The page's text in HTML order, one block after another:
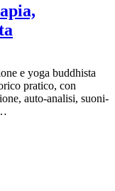
e yoga buddhista
pratico, con
auto-analisi, suoni-